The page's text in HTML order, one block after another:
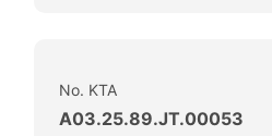
No. KTA
A03.25.89.JT.00053